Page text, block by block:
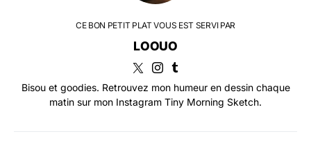
CE BON PETIT PLAT VOUS EST SERVI PAR
LOOUO
Bisou et goodies. Retrouvez mon humeur en dessin chaque
matin sur mon Instagram Tiny Morning Sketch.